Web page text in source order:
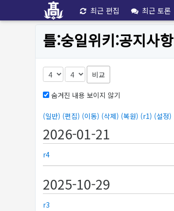
최근 편집 최근 토론
틀:숭일위키:공지사항
비교
숨겨진 내용 보이지 않기
(일반) (편집) (이동) (삭제) (복원) (r1) (설정)
2026-01-21
r4
2025-10-29
r3